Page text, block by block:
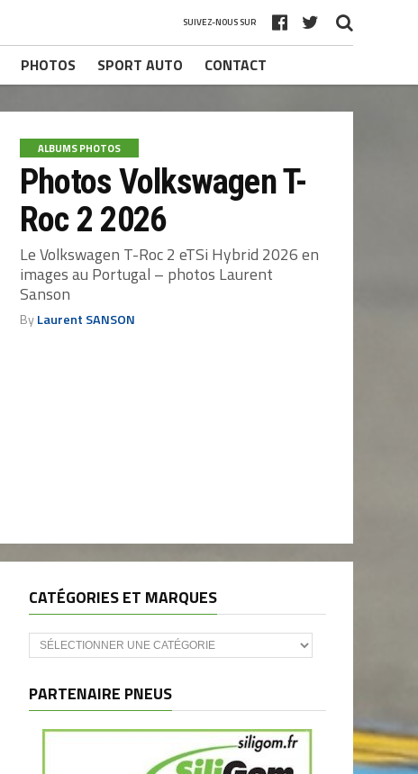
SUIVEZ-NOUS SUR
PHOTOS SPORT AUTO CONTACT
ALBUMS PHOTOS
Photos Volkswagen T-
Roc 2 2026
Le Volkswagen T-Roc 2 eTSi Hybrid 2026 en
images au Portugal – photos Laurent
Sanson
ByLaurent SANSON
CATÉGORIES ET MARQUES
Catégories
et
PARTENAIRE PNEUS